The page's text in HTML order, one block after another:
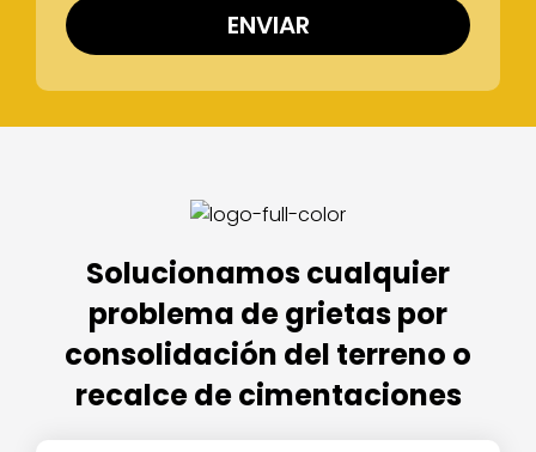
Solucionamos cualquier
problema de grietaspor
consolidación del terreno o
recalce de cimentaciones